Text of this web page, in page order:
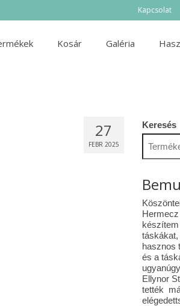
Kapcsolat
Kosár Galéria
27
FEBR 2025
Keresés
hasznos
és a
Ellynor
tették